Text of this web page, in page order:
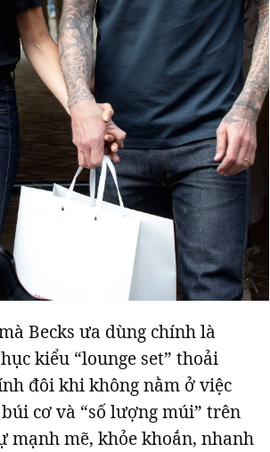
Becks ưa dùng chính là
kiểu “lounge set” thoải
đôi khi không nằm ở việc
búi cơ và “số lượng múi” trên
mạnh mẽ, khỏe khoắn, nhanh